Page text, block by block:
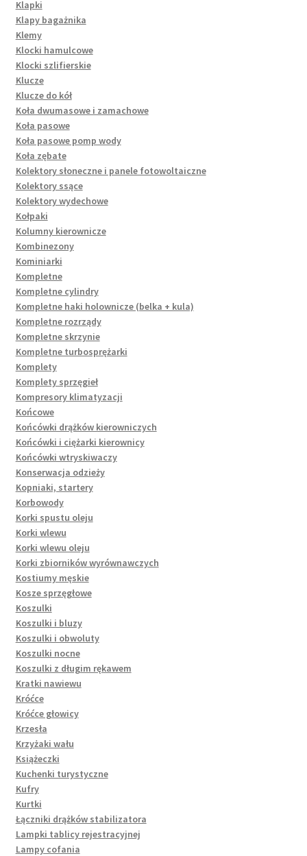
Klapki
Klapy bagażnika
Klemy
Klocki hamulcowe
Klocki szlifierskie
Klucze
Klucze do kół
Koła dwumasowe i zamachowe
Koła pasowe
Koła pasowe pomp wody
Koła zębate
Kolektory słoneczne i panele fotowoltaiczne
Kolektory ssące
Kolektory wydechowe
Kołpaki
Kolumny kierownicze
Kombinezony
Kominiarki
Kompletne
Kompletne cylindry
Kompletne haki holownicze (belka + kula)
Kompletne rozrządy
Kompletne skrzynie
Kompletne turbosprężarki
Komplety
Komplety sprzęgieł
Kompresory klimatyzacji
Końcowe
Końcówki drążków kierowniczych
Końcówki i ciężarki kierownicy
Końcówki wtryskiwaczy
Konserwacja odzieży
Kopniaki, startery
Korbowody
Korki spustu oleju
Korki wlewu
Korki wlewu oleju
Korki zbiorników wyrównawczych
Kostiumy męskie
Kosze sprzęgłowe
Koszulki
Koszulki i bluzy
Koszulki i obwoluty
Koszulki nocne
Koszulki z długim rękawem
Kratki nawiewu
Króćce
Króćce głowicy
Krzesła
Krzyżaki wału
Książeczki
Kuchenki turystyczne
Kufry
Kurtki
Łączniki drążków stabilizatora
Lampki tablicy rejestracyjnej
Lampy cofania